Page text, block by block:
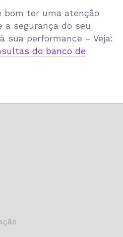
bom ter uma atenção
a segurança do seu
sua performance – Veja:
do banco de